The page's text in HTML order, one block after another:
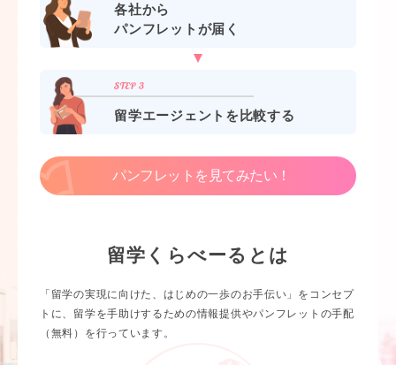
各社から
パンフレットが届く
留学エージェントを比較する
パンフレットを見てみたい！
留学くらべーるとは
「留学の実現に向けた、はじめの一歩のお手伝い」をコンセプ
トに、留学を手助けするための情報提供やパンフレットの手配
（無料）を行っています。